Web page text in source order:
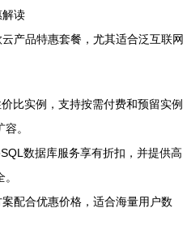
解读
产品特惠套餐，尤其适合泛互联网
比实例，支持按需付费和预留实例
。
数据库服务享有折扣，并提供高
配合优惠价格，适合海量用户数